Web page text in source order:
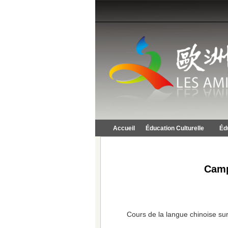
Accueil Éducation Culturelle
Cours de la langue chinoise